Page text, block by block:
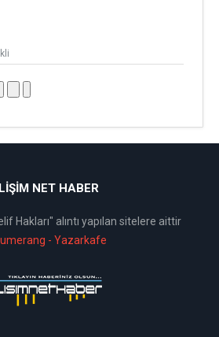
NET HABER
Hakları" alıntı yapılan sitelere aittir